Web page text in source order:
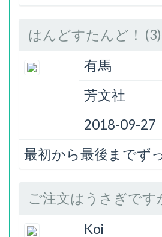
はんどすたんど！ (3)
有馬
芳文社
2018-09-27
最初から最後までず
ご注文はうさぎです
Koi